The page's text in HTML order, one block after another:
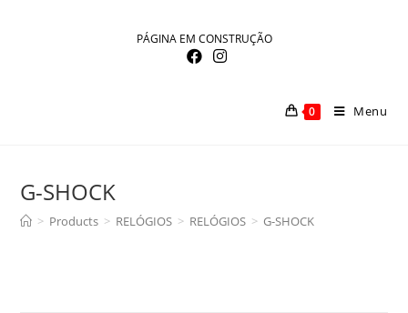
PÁGINA EM CONSTRUÇÃO
0 Menu
G-SHOCK
> Products > RELÓGIOS > RELÓGIOS > G-SHOCK